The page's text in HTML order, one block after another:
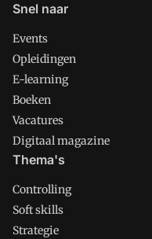
Snel naar
Events
Opleidingen
E-learning
Boeken
Vacatures
Digitaal magazine
Thema's
Controlling
Soft skills
Strategie